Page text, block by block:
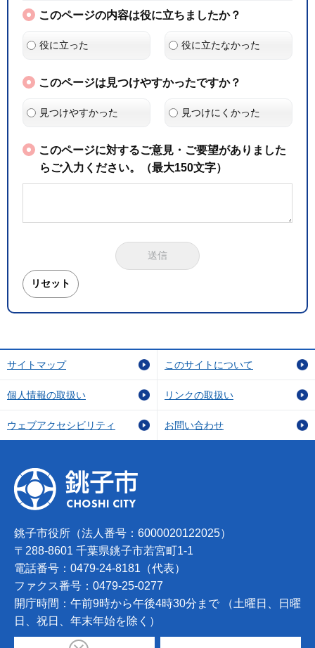
このページの内容は役に立ちましたか？
役に立った 役に立たなかった
このページは見つけやすかったですか？
見つけやすかった 見つけにくかった
このページに対するご意見・ご要望がありました
らご入力ください。（最大150文字）
サイトマップ このサイトについて
個人情報の取扱い リンクの取扱い
ウェブアクセシビリティ お問い合わせ
銚子市役所（法人番号：6000020122025）
〒288-8601 千葉県銚子市若宮町1-1
電話番号：0479-24-8181（代表）
ファクス番号：0479-25-0277
開庁時間：午前9時から午後4時30分まで （土曜日、日曜
日、祝日、年末年始を除く）